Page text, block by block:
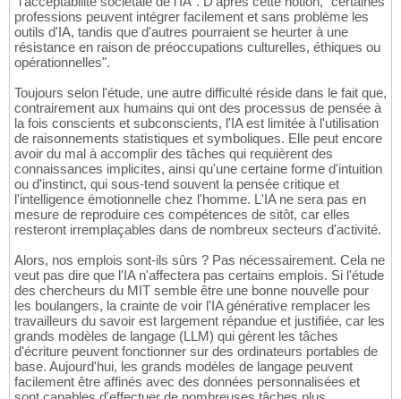
professions peuvent intégrer facilement et sans problème les
outils d'IA, tandis que d'autres pourraient se heurter à une
résistance en raison de préoccupations culturelles, éthiques ou
opérationnelles".
Toujours selon l'étude, une autre difficulté réside dans le fait que,
contrairement aux humains qui ont des processus de pensée à
la fois conscients et subconscients, l'IA est limitée à l'utilisation
de raisonnements statistiques et symboliques. Elle peut encore
avoir du mal à accomplir des tâches qui requièrent des
connaissances implicites, ainsi qu'une certaine forme d'intuition
ou d'instinct, qui sous-tend souvent la pensée critique et
l'intelligence émotionnelle chez l'homme. L'IA ne sera pas en
mesure de reproduire ces compétences de sitôt, car elles
resteront irremplaçables dans de nombreux secteurs d'activité.
Alors, nos emplois sont-ils sûrs ? Pas nécessairement. Cela ne
veut pas dire que l'IA n'affectera pas certains emplois. Si l'étude
des chercheurs du MIT semble être une bonne nouvelle pour
les boulangers, la crainte de voir l'IA générative remplacer les
travailleurs du savoir est largement répandue et justifiée, car les
grands modèles de langage (LLM) qui gèrent les tâches
d'écriture peuvent fonctionner sur des ordinateurs portables de
base. Aujourd'hui, les grands modèles de langage peuvent
facilement être affinés avec des données personnalisées et